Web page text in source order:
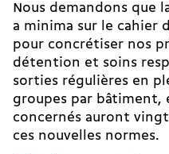
Nous demandons que
a minima sur le cahier
pour concrétiser nos
détention et soins
sorties régulières en
groupes par bâtiment,
concernés auront
ces nouvelles normes.